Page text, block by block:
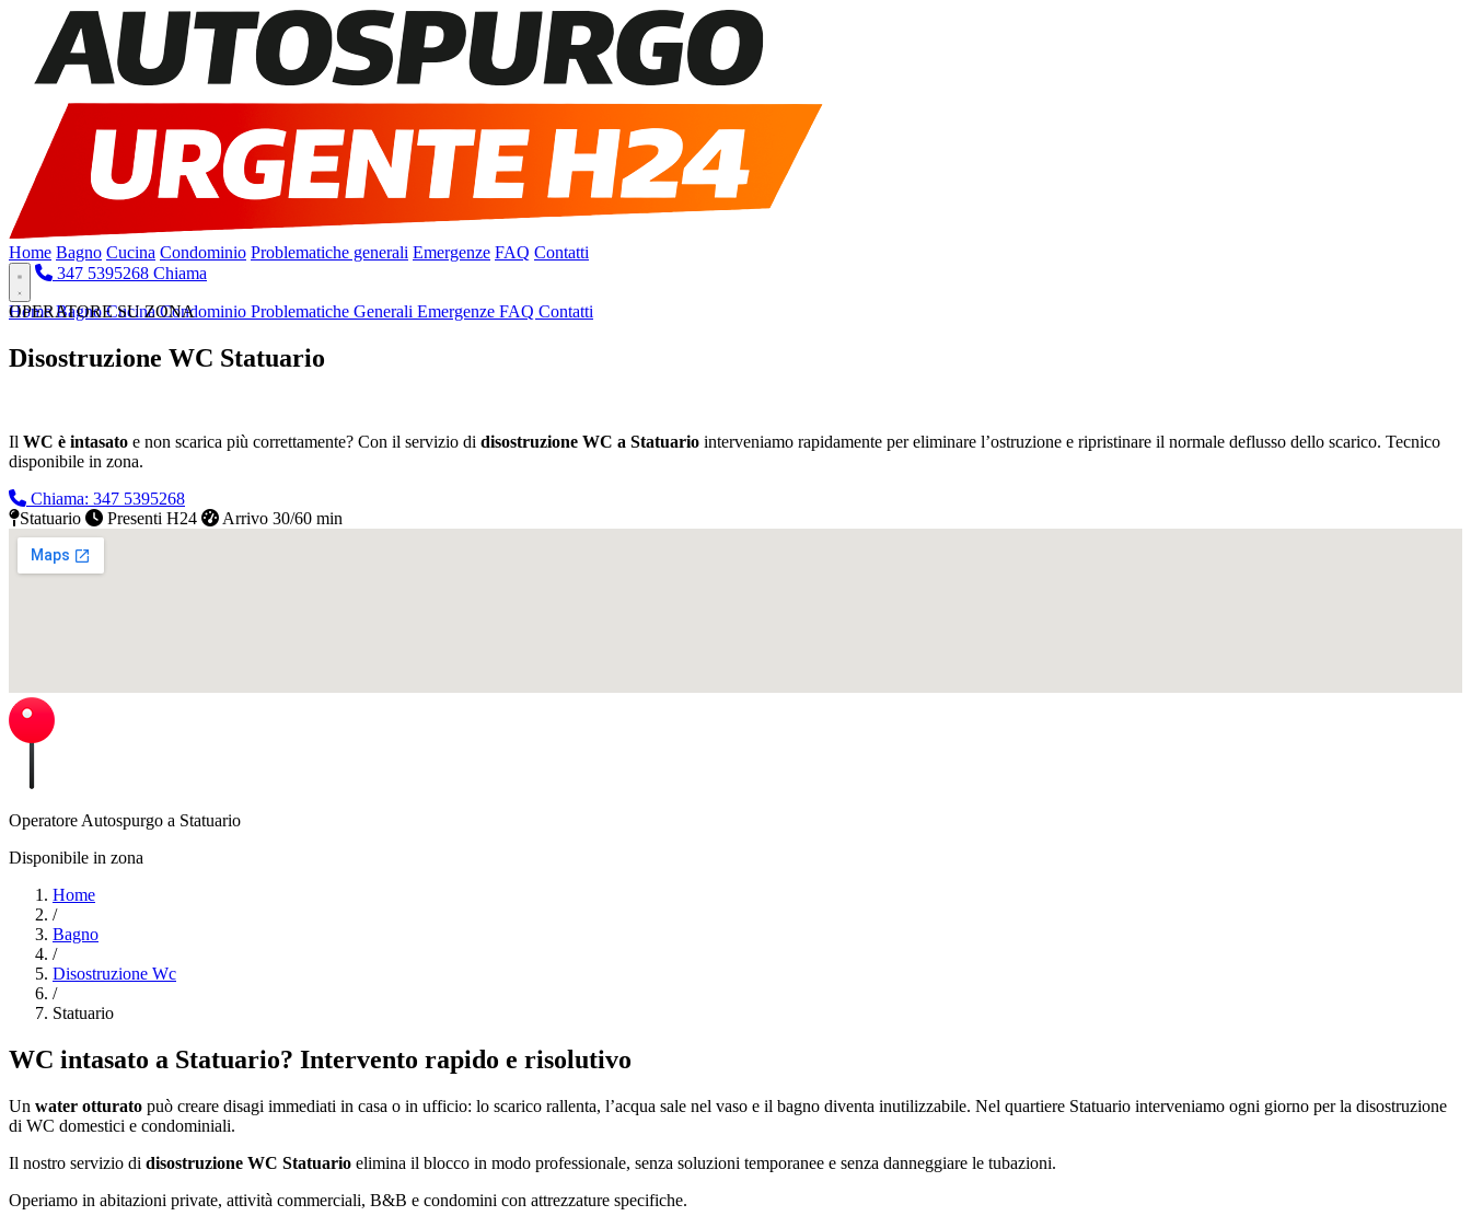
Home Bagno Cucina Condominio Problematiche generali Emergenze FAQ Contatti
347 5395268 Chiama
HomeBagnoCucinaCondominio Problematiche Generali Emergenze FAQ Contatti
OPERATORE SU ZONA
Disostruzione WC Statuario
Il WC è intasato e non scarica più correttamente? Con il servizio di disostruzione WC a Statuario interveniamo rapidamente per eliminare l’ostruzione e ripristinare il normale deflusso dello scarico. Tecnico
disponibile in zona.
Chiama: 347 5395268
Statuario
Presenti H24 Arrivo 30/60 min
Operatore Autospurgo a Statuario
Disponibile in zona
Home
/
Bagno
/
Disostruzione Wc
/
Statuario
WC intasato a Statuario? Intervento rapido e risolutivo
Un water otturato può creare disagi immediati in casa o in ufficio: lo scarico rallenta, l’acqua sale nel vaso e il bagno diventa inutilizzabile. Nel quartiere Statuario interveniamo ogni giorno per la disostruzione
di WC domestici e condominiali.
Il nostro servizio di disostruzione WC Statuario elimina il blocco in modo professionale, senza soluzioni temporanee e senza danneggiare le tubazioni.
Operiamo in abitazioni private, attività commerciali, B&B e condomini con attrezzature specifiche.